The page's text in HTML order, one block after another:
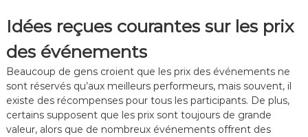
ss
o
u
r
l
e
Idées reçues courantes sur les prix
des événements
Beaucoup de gens croient que les prix des événements ne
sont réservés qu’aux meilleurs performeurs, mais souvent, il
existe des récompenses pour tous les participants. De plus,
certains supposent que les prix sont toujours de grande
valeur, alors que de nombreux événements offrent des